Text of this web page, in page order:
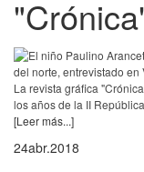
La revista gráfica
los años de la II
[Leer más...]
24abr.2018